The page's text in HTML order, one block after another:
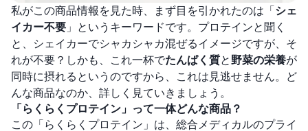
私がこの商品情報を見た時、まず目を引かれたのは「 シェ
イカー不要 」というキーワードです。プロテインと聞く
と、シェイカーでシャカシャカ混ぜるイメージですが、そ
れが不要？しかも、これ一杯でたんぱく質と 野菜の栄養が
同時に摂れるというのですから、これは見逃せません。ど
んな商品なのか、詳しく見ていきましょう。
「らくらくプロテイン」って一体どんな商品？
この「らくらくプロテイン」は、総合メディカルのプライ